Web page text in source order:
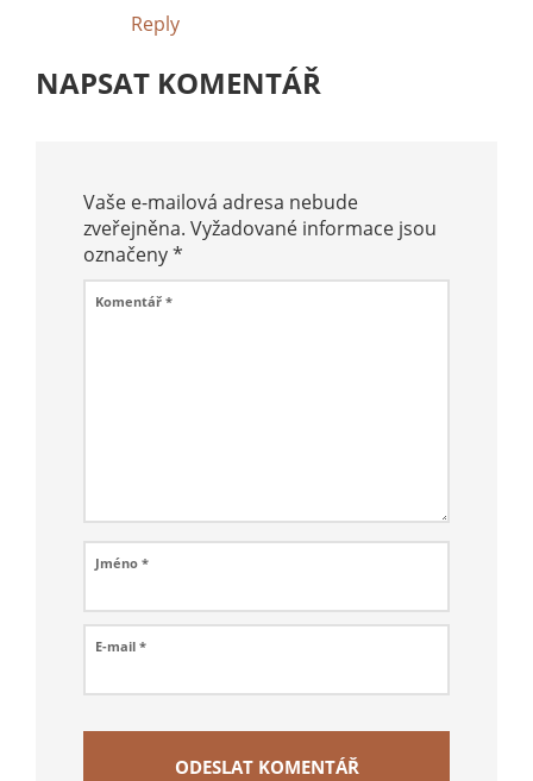
Reply
NAPSAT KOMENTÁŘ
Vaše e-mailová adresa nebude
zveřejněna. Vyžadované informace jsou
označeny*
Komentář *
Jméno *
E-mail *